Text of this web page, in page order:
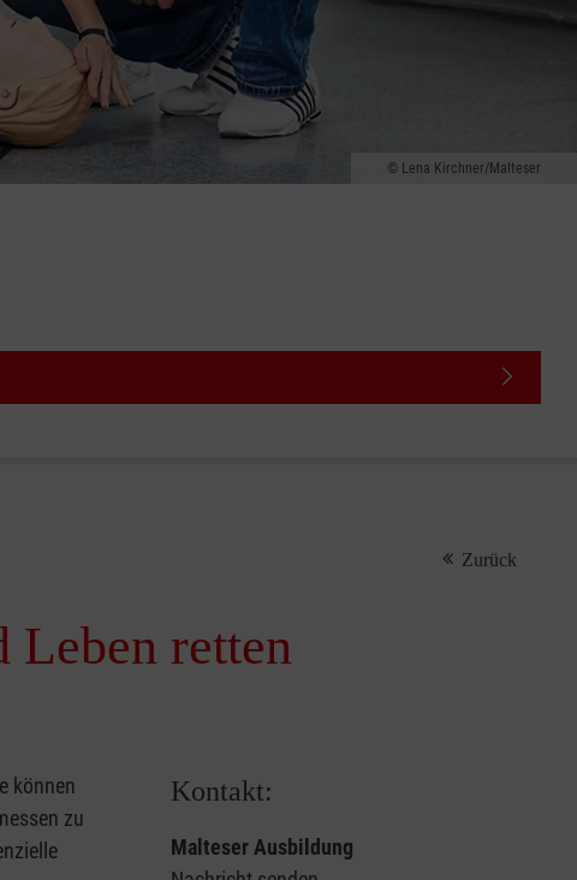
Lena Kirchner/Malteser
Zurück
retten
können
zu
Kontakt:
Malteser Ausbildung